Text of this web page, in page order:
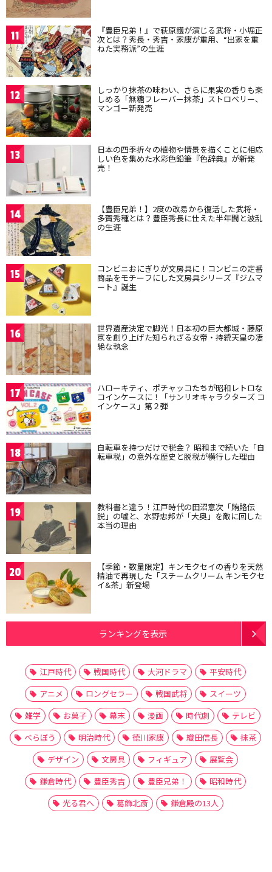
11 『豊臣兄弟！』で萩原護が演じる武将・小堀正
次とは？秀長・秀吉・家康が重用、“出家を重
ねた実務派”の生涯
12 しっかり抹茶の味わい、さらに果実の香りも楽
しめる「無糖フレーバー抹茶」ストロベリー、
マンゴー新発売
13 日本の四季折々の植物や情景を描くことに相応
しい色を集めた水彩色鉛筆『色辞典』が新発
売！
14 【豊臣兄弟！】2度の改易から復活した武将・
多賀秀種とは？豊臣秀長に仕えた半年間と波乱
の生涯
15 コンビニおにぎりが文房具に！コンビニの定番
商品をモチーフにした文房具シリーズ『ジムマ
ート』誕生
16 世界遺産決定で脚光！日本初の巨大都城・藤原
京を創り上げた知られざる女帝・持統天皇の凄
絶な執念
17 ハローキティ、ポチャッコたちが昭和レトロな
コインケースに！「サンリオキャラクターズ コ
インケース」第２弾
18 自転車を持つだけで税金？ 昭和まで続いた「自
転車税」の意外な歴史と脱税が横行した理由
19 教科書と違う！江戸時代の田沼意次「賄賂伝
説」の嘘と、水野忠邦が「大奥」を敵に回した
本当の理由
20 【季節・数量限定】キンモクセイの香りを天然
精油で再現した「スチームクリーム キンモクセ
イ&茶」新登場
ランキングを表示
江戸時代 戦国時代 大河ドラマ
平安時代
アニメ
ロングセラー 戦国武将
スイーツ
雑学
お菓子 幕末 漫画 時代劇
テレビ
べらぼう
明治時代 徳川家康 織田信長
抹茶
デザイン
文房具 フィギュア
展覧会
鎌倉時代
豊臣秀吉 豊臣兄弟！
昭和時代
光る君へ
葛飾北斎 鎌倉殿の13人